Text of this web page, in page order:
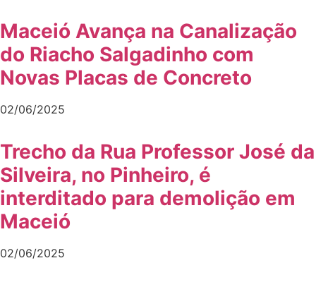
Maceió Avança na Canalização
do Riacho Salgadinho com
Novas Placas de Concreto
02/06/2025
Trecho da Rua Professor José da
Silveira, no Pinheiro, é
interditado para demolição em
Maceió
02/06/2025